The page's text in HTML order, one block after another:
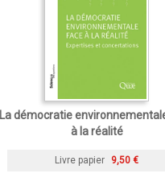
La démocratie
à la réalité
Livre papier 9,50 €